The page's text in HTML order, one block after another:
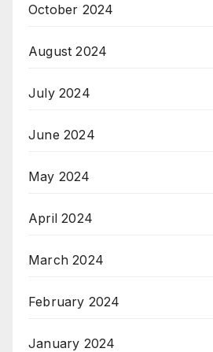
October 2024
August 2024
July 2024
June 2024
May 2024
April 2024
March 2024
February 2024
January 2024